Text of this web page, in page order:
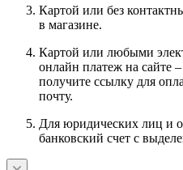
Картой или без
в магазине.
Картой или любыми
онлайн платеж на сайте
получите ссылку для
почту.
Для юридических лиц и
банковский счет с